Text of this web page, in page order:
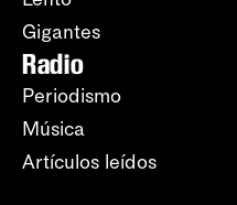
Gigantes
Radio
Periodismo
Música
Artículos leídos